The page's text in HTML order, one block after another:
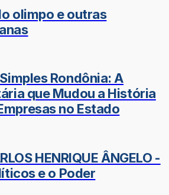
olimpo e outras
Rondônia: A
que Mudou a História
no Estado
HENRIQUE ÂNGELO -
e o Poder